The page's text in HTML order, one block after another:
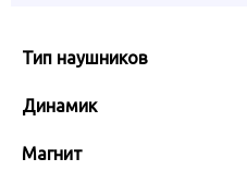
Тип наушников
Динамик
Магнит